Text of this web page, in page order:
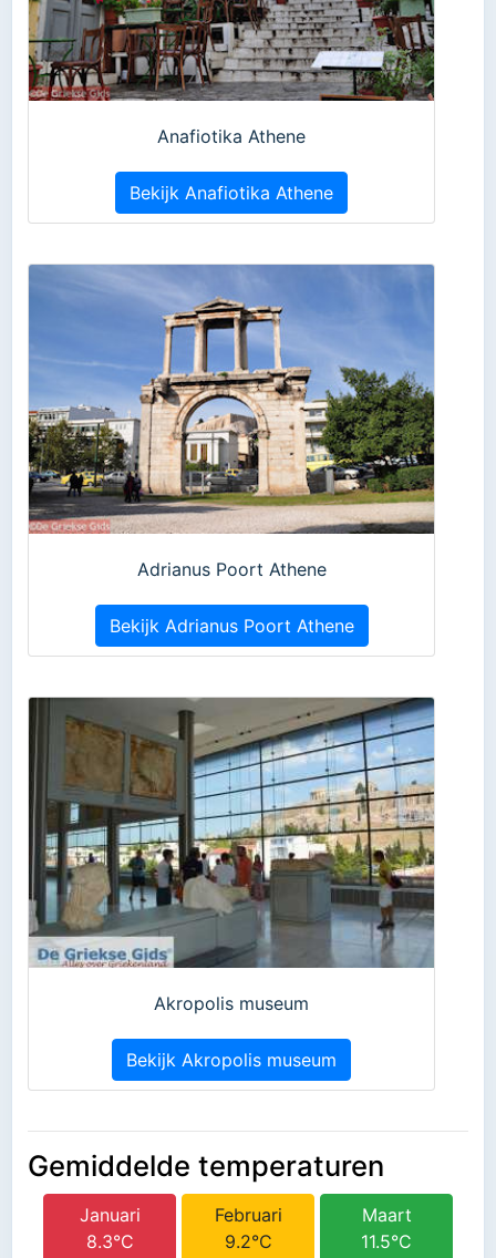
Anafiotika Athene
Bekijk Anafiotika Athene
Adrianus Poort Athene
Bekijk Adrianus Poort Athene
Akropolis museum
Bekijk Akropolis museum
Gemiddelde temperaturen
Januari
8.3°C
Februari
9.2°C
Maart
11.5°C